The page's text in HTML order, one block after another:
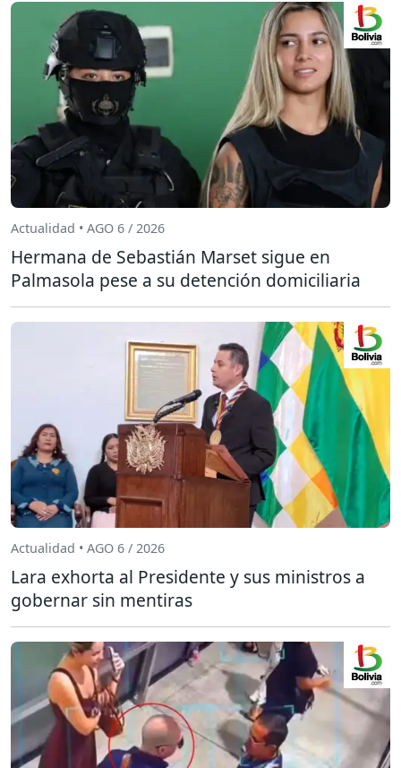
Actualidad • AGO 6 / 2026
Hermana de Sebastián Marset sigue en
Palmasola pese a su detención domiciliaria
Actualidad • AGO 6 / 2026
Lara exhorta al Presidente y sus ministros a
gobernar sin mentiras